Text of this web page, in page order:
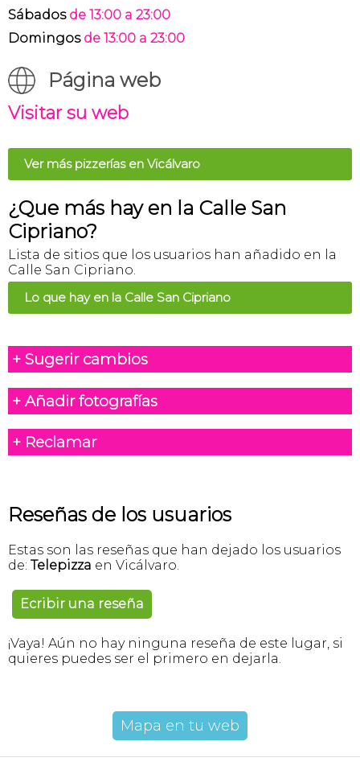
Sábados de 13:00 a 23:00
Domingos de 13:00 a 23:00
Página web
Visitar su web
Ver más pizzerías en Vicálvaro
¿Que más hay en la Calle San
Cipriano?
Lista de sitios que los usuarios han añadido en la
Calle San Cipriano.
Lo que hay en la Calle San Cipriano
+ Sugerir cambios
+ Añadir fotografías
+ Reclamar
Reseñas de los usuarios
Estas son las reseñas que han dejado los usuarios
de: Telepizza en Vicálvaro.
Ecribir una reseña
¡Vaya! Aún no hay ninguna reseña de este lugar, si
quieres puedes ser el primero en dejarla.
Mapa en tu web